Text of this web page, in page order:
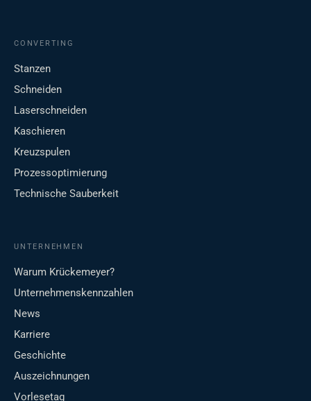
CONVERTING
Stanzen
Schneiden
Laserschneiden
Kaschieren
Kreuzspulen
Prozessoptimierung
Technische Sauberkeit
UNTERNEHMEN
Warum Krückemeyer?
Unternehmenskennzahlen
News
Karriere
Geschichte
Auszeichnungen
Vorlesetag